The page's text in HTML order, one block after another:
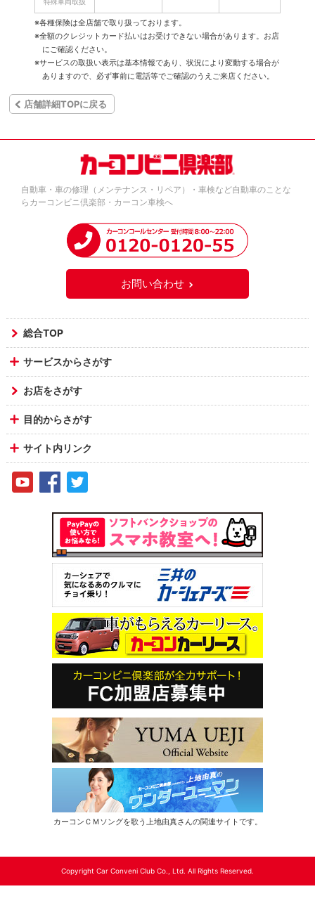
※各種保険は全店舗で取り扱っております。
※全額のクレジットカード払いはお受けできない場合があります。お店
にご確認ください。
※サービスの取扱い表示は基本情報であり、状況により変動する場合が
ありますので、必ず事前に電話等でご確認のうえご来店ください。
店舗詳細TOPに戻る
自動車・車の修理（メンテナンス・リペア）・車検など自動車のことな
らカーコンビニ倶楽部・カーコン車検へ
お問い合わせ
総合TOP
サービスからさがす
お店をさがす
目的からさがす
サイト内リンク
カーコンＣＭソングを歌う上地由真さんの関連サイトです。
Copyright Car Conveni Club Co., Ltd. All Rights Reserved.